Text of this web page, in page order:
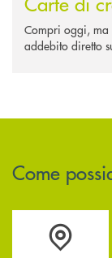
Compri oggi, ma
addebito diretto
Come
Accedi all' elenco